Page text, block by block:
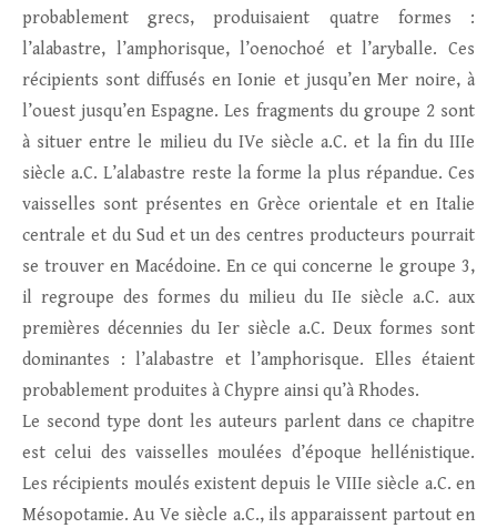
probablement grecs, produisaient quatre formes :
l’alabastre, l’amphorisque, l’oenochoé et l’aryballe. Ces
récipients sont diffusés en Ionie et jusqu’en Mer noire, à
l’ouest jusqu’en Espagne. Les fragments du groupe 2 sont
à situer entre le milieu du IVe siècle a.C. et la fin du IIIe
siècle a.C. L’alabastre reste la forme la plus répandue. Ces
vaisselles sont présentes en Grèce orientale et en Italie
centrale et du Sud et un des centres producteurs pourrait
se trouver en Macédoine. En ce qui concerne le groupe 3,
il regroupe des formes du milieu du IIe siècle a.C. aux
premières décennies du Ier siècle a.C. Deux formes sont
dominantes : l’alabastre et l’amphorisque. Elles étaient
probablement produites à Chypre ainsi qu’à Rhodes.
Le second type dont les auteurs parlent dans ce chapitre
est celui des vaisselles moulées d’époque hellénistique.
Les récipients moulés existent depuis le VIIIe siècle a.C. en
Mésopotamie. Au Ve siècle a.C., ils apparaissent partout en